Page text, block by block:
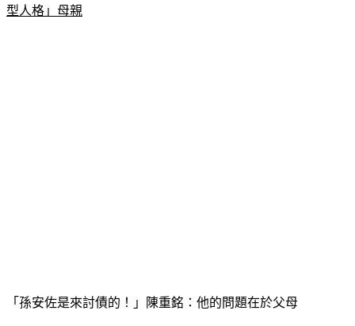
型人格」母親
「孫安佐是來討債的！」陳重銘：他的問題在於父母